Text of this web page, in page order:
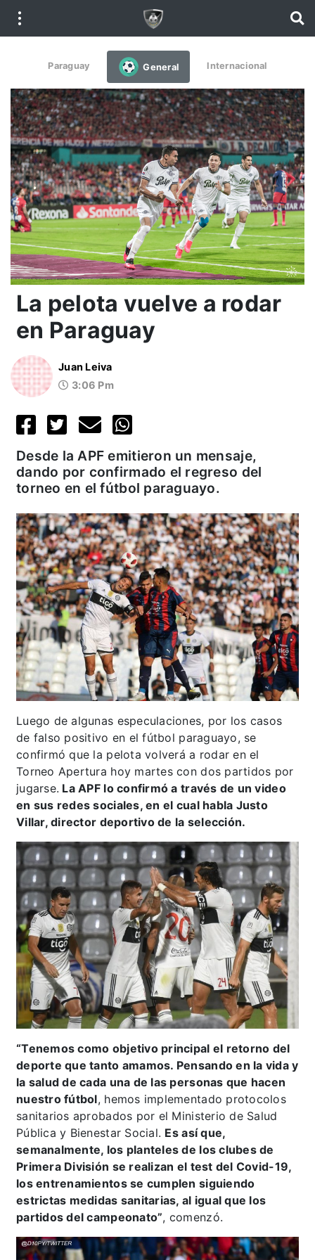
Paraguay General Internacional
La pelota vuelve a rodar
en Paraguay
Juan Leiva
3:06 Pm
Desde la APF emitieron un mensaje,
dando por confirmado el regreso del
torneo en el fútbol paraguayo.
Luego de algunas especulaciones, por los casos
de falso positivo en el fútbol paraguayo, se
confirmó que la pelota volverá a rodar en el
Torneo Apertura hoy martes con dos partidos por
jugarse. La APF lo confirmó a través de un video
en sus redes sociales, en el cual habla Justo
Villar, director deportivo de la selección.
“Tenemos como objetivo principal el retorno del
deporte que tanto amamos. Pensando en la vida y
la salud de cada una de las personas que hacen
nuestro fútbol, hemos implementado protocolos
sanitarios aprobados por el Ministerio de Salud
Pública y Bienestar Social. Es así que,
semanalmente, los planteles de los clubes de
Primera División se realizan el test del Covid-19,
los entrenamientos se cumplen siguiendo
estrictas medidas sanitarias, al igual que los
partidos del campeonato”, comenzó.